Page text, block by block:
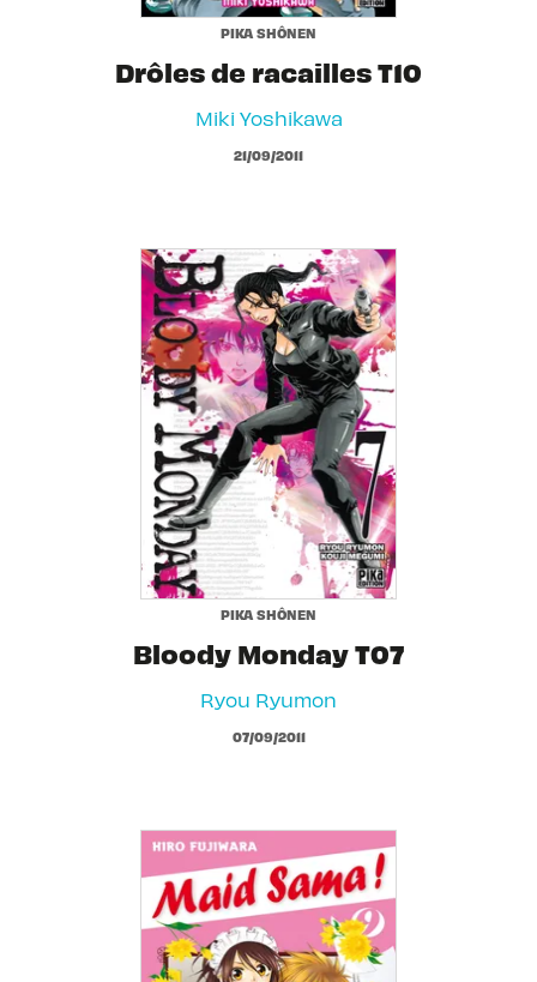
PIKA SHÔNEN
Drôles de racailles T10
Miki Yoshikawa
21/09/2011
PIKA SHÔNEN
Bloody Monday T07
Ryou Ryumon
07/09/2011